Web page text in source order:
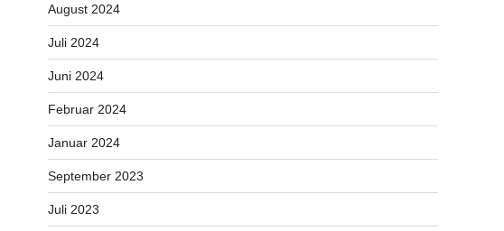
August 2024
Juli 2024
Juni 2024
Februar 2024
Januar 2024
September 2023
Juli 2023